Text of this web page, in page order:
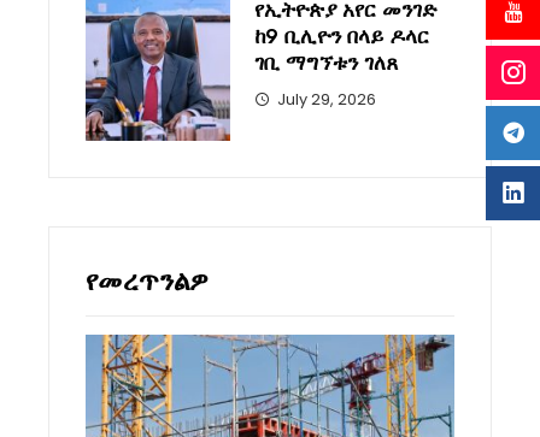
የኢትዮጵያ አየር መንገድ
ከ9 ቢሊዮን በላይ ዶላር
ገቢ ማግኘቱን ገለጸ
July 29, 2026
የመረጥንልዎ